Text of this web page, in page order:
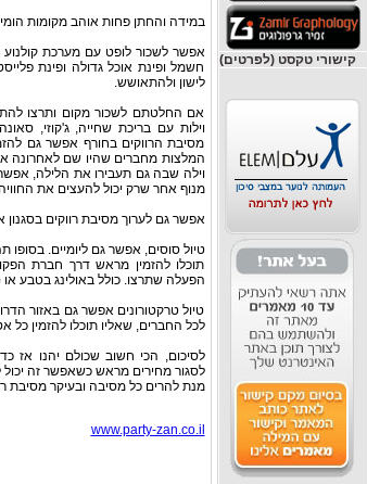
קישורי טקסט (לפרטים)
במידה והחתן פחות אוהב מקומות
אפשר לשכור לופט עם מערכת
חשמל ופינת אוכל גדולה ופינת
לישון ולהתאושש.
אם החלטתם לשכור מקום ותרצו
וילות עם בריכת שחייה, ג'קוזי,
מסיבת הרווקים בחורף אפשר גם
המלצות מחברים שהיו שם לאחרונה
וילה שבה גם תעבירו את הלילה,
מנוף אחר שרק יכול להעצים את
אפשר גם לערוך מסיבת רווקים בסגנון
טיול סוסים, אפשר גם ליומיים. בסופו
תוכלו להזמין מראש דרך חברת
הפעלה שתרצו. כולל באולינג בטבע או
טיול טרקטורונים אפשר גם באזור
לכל החברים, שאליו תוכלו להזמין כל
לסיכום, הכי חשוב שכולם יהנו
לסגור מחירים מראש כשאפשר זה יכול
מנת להרים כל מסיבה ובעיקר מסיבת
www.party-zan.co.il